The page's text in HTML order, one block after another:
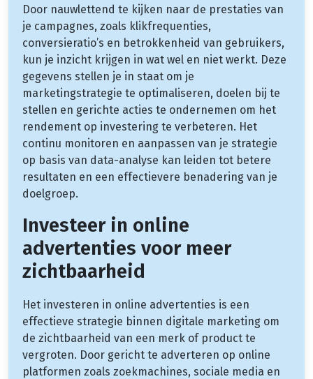
Door nauwlettend te kijken naar de prestaties van
je campagnes, zoals klikfrequenties,
conversieratio’s en betrokkenheid van gebruikers,
kun je inzicht krijgen in wat wel en niet werkt. Deze
gegevens stellen je in staat om je
marketingstrategie te optimaliseren, doelen bij te
stellen en gerichte acties te ondernemen om het
rendement op investering te verbeteren. Het
continu monitoren en aanpassen van je strategie
op basis van data-analyse kan leiden tot betere
resultaten en een effectievere benadering van je
doelgroep.
Investeer in online
advertenties voor meer
zichtbaarheid
Het investeren in online advertenties is een
effectieve strategie binnen digitale marketing om
de zichtbaarheid van een merk of product te
vergroten. Door gericht te adverteren op online
platformen zoals zoekmachines, sociale media en